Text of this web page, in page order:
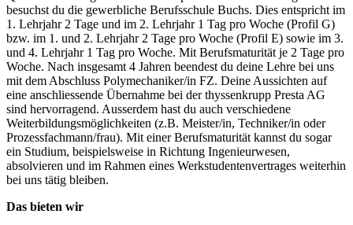
besuchst du die gewerbliche Berufsschule Buchs. Dies entspricht im
1. Lehrjahr 2 Tage und im 2. Lehrjahr 1 Tag pro Woche (Profil G)
bzw. im 1. und 2. Lehrjahr 2 Tage pro Woche (Profil E) sowie im 3.
und 4. Lehrjahr 1 Tag pro Woche. Mit Berufsmaturität je 2 Tage pro
Woche. Nach insgesamt 4 Jahren beendest du deine Lehre bei uns
mit dem Abschluss Polymechaniker/in FZ. Deine Aussichten auf
eine anschliessende Übernahme bei der thyssenkrupp Presta AG
sind hervorragend. Ausserdem hast du auch verschiedene
Weiterbildungsmöglichkeiten (z.B. Meister/in, Techniker/in oder
Prozessfachmann/frau). Mit einer Berufsmaturität kannst du sogar
ein Studium, beispielsweise in Richtung Ingenieurwesen,
absolvieren und im Rahmen eines Werkstudentenvertrages weiterhin
bei uns tätig bleiben.
Das bieten wir